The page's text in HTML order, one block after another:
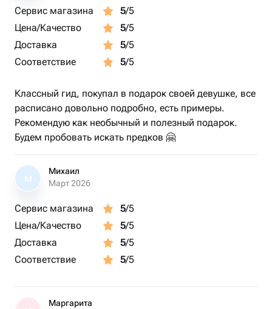
* Экономит месяцы самостоятельных ошибок;
* Даёт чёткое понимание, с чего начать;
* Помогает системно подойти к поиску предков;
* Открывает путь к созданию родословного древа.
Иногда достаточно одного часа разговора, чтобы
запустить процесс восстановления истории семьи.
📧 Как работает сертификат?
* Приходит на e-mail после оформления;
* Можно активировать в удобное время в течение 12
Как получателю воспользоваться сертификатом?
Сервис магазина 5/5
Цена/Качество
5/5
Доставка
5/5
Соответствие
5/5
Классный гид, покупал в подарок своей девушке, все
расписано довольно подробно, есть примеры.
Рекомендую как необычный и полезный подарок.
Будем пробовать искать предков 🤗
М
Михаил
Март 2026
Сервис магазина 5/5
Цена/Качество
5/5
Доставка
5/5
Соответствие
5/5
Маргарита